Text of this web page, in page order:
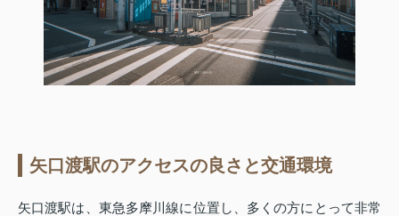
矢口渡駅のアクセスの良さと交通環境
矢口渡駅は、東急多摩川線に位置し、多くの方にとって非常